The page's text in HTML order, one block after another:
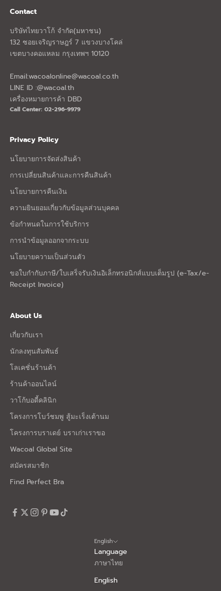
Contact
บริษัทไทยวาโก้ จำกัด(มหาชน)
132 ซอยเจริญราษฎร์ 7 แขวงบางโคล่
เขตบางคอแหลม กรุงเทพฯ 10120
Email:wacoalonline@wacoal.co.th
LINE ID :@wacoal.th
เครื่องหมายการค้า DBD
Call Center: 02-296-9979
Privacy Policy
นโยบายการจัดส่งสินค้า
การเปลี่ยนสินค้าและการคืนสินค้า
นโยบายการคืนเงิน
ความยินยอมเกี่ยวกับข้อมูลส่วนบุคคล
ข้อกำหนดในการใช้บริการ
การนำข้อมูลออกจากระบบ
นโยบายความเป็นส่วนตัว
ขอใบกำกับภาษี/ใบเสร็จรับเงินอิเล็กทรอนิกส์แบบเต็มรูป (e-Tax/e-
Receipt Invoice)
About Us
เกี่ยวกับเรา
นักลงทุนสัมพันธ์
โลเคชั่นร้านค้า
ร้านค้าออนไลน์
วาโก้บอดี้คลินิก
โครงการโบว์ชมพู สู้มะเร็งเต้านม
โครงการบราเดย์ บราเก่าเราขอ
Wacoal Global Site
สมัครสมาชิก
Find Perfect Bra
English
Language
ภาษาไทย
English